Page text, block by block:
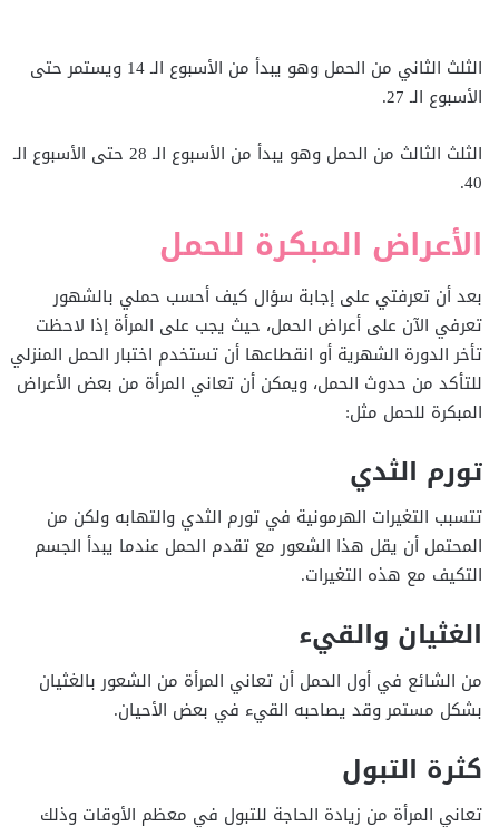
الثلث الثاني من الحمل وهو يبدأ من الأسبوع الـ 14 ويستمر حتى
الأسبوع الـ 27.
الثلث الثالث من الحمل وهو يبدأ من الأسبوع الـ 28 حتى الأسبوع الـ
40.
الأعراض المبكرة للحمل
بعد أن تعرفتي على إجابة سؤال كيف أحسب حملي بالشهور
تعرفي الآن على أعراض الحمل، حيث يجب على المرأة إذا لاحظت
تأخر الدورة الشهرية أو انقطاعها أن تستخدم اختبار الحمل المنزلي
للتأكد من حدوث الحمل، ويمكن أن تعاني المرأة من بعض الأعراض
المبكرة للحمل مثل:
تورم الثدي
تتسبب التغيرات الهرمونية في تورم الثدي والتهابه ولكن من
المحتمل أن يقل هذا الشعور مع تقدم الحمل عندما يبدأ الجسم
التكيف مع هذه التغيرات.
الغثيان والقيء
من الشائع في أول الحمل أن تعاني المرأة من الشعور بالغثيان
بشكل مستمر وقد يصاحبه القيء في بعض الأحيان.
كثرة التبول
تعاني المرأة من زيادة الحاجة للتبول في معظم الأوقات وذلك